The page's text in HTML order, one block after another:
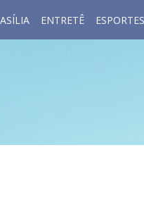
ENTRETÊ ESPORTES